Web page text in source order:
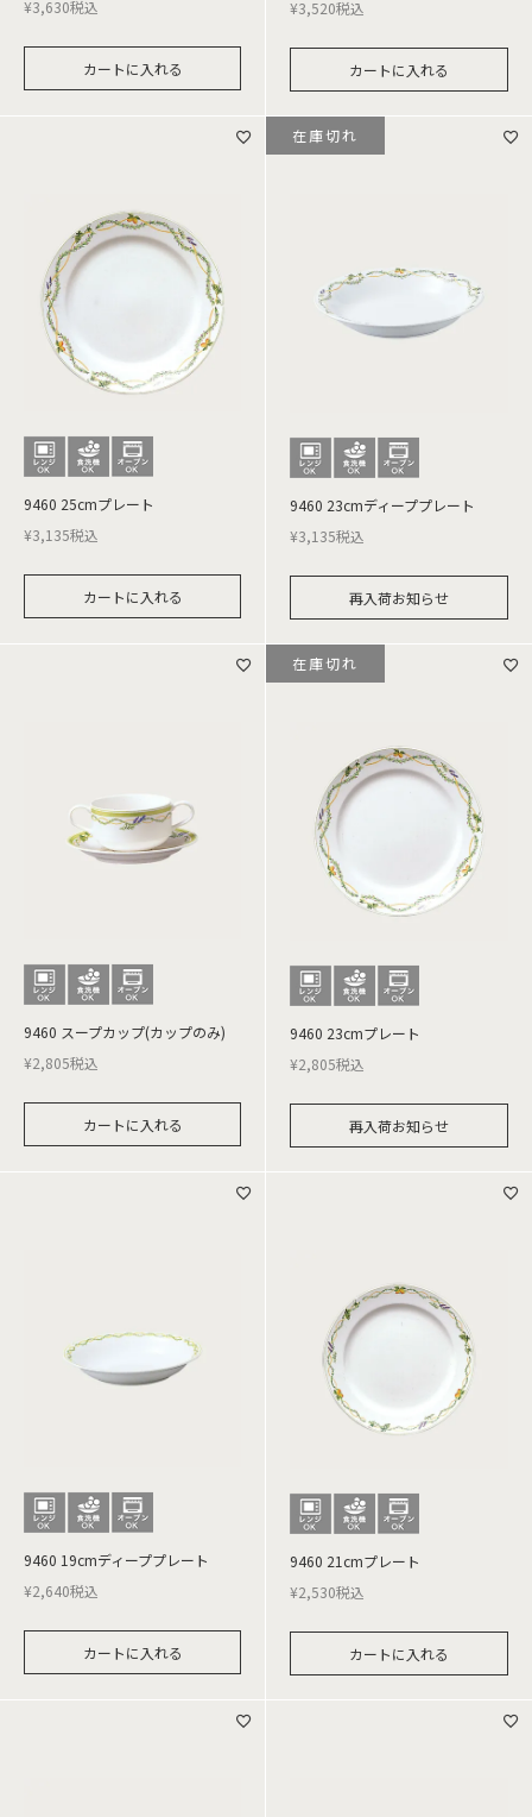
¥3,630税込
カートに入れる
¥3,520税込
カートに入れる
9460 25cmプレート
¥3,135税込
カートに入れる
9460 23cmディーププレート
¥3,135税込
再入荷お知らせ
在庫切れ
9460 スープカップ(カップのみ)
¥2,805税込
カートに入れる
9460 23cmプレート
¥2,805税込
再入荷お知らせ
在庫切れ
9460 19cmディーププレート
¥2,640税込
カートに入れる
9460 21cmプレート
¥2,530税込
カートに入れる